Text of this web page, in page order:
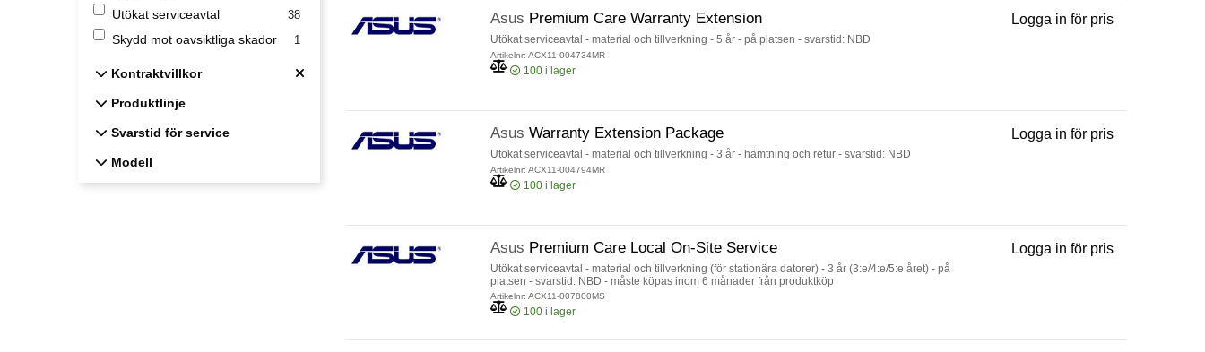
Utökat serviceavtal
38
Skydd mot oavsiktliga skador 1
Kontraktvillkor
Produktlinje
Svarstid för service
Modell
Asus Premium Care Warranty Extension
Utökat serviceavtal - material och tillverkning - 5 år - på platsen - svarstid: NBD
Artikelnr: ACX11-004734MR
100 i lager
Logga in för pris
Asus Warranty Extension Package
Utökat serviceavtal - material och tillverkning - 3 år - hämtning och retur - svarstid: NBD
Artikelnr: ACX11-004794MR
100 i lager
Logga in för pris
Asus Premium Care Local On-Site Service
Utökat serviceavtal - material och tillverkning (för stationära datorer) - 3 år (3:e/4:e/5:e året) - på
platsen - svarstid: NBD - måste köpas inom 6 månader från produktköp
Artikelnr: ACX11-007800MS
100 i lager
Logga in för pris